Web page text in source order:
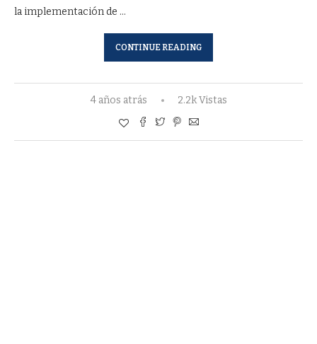
la implementación de …
CONTINUE READING
4 años atrás 2.2k Vistas